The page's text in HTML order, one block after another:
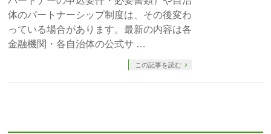
体のパートナーシップ制度は、その後変わ
っている場合があります。最新の内容は各
金融機関・各自治体の公式サ …
この記事を読む